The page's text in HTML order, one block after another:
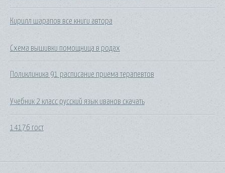
Кирилл шарапов все книги автора
Схема вышивки помощница в родах
Поликлиника 91 расписание приема терапевтов
Учебник 2 класс русский язык иванов скачать
14176 гост